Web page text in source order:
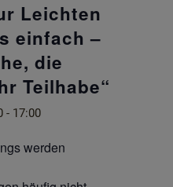
Leichten
einfach –
die
Teilhabe“
- 17:00
werden